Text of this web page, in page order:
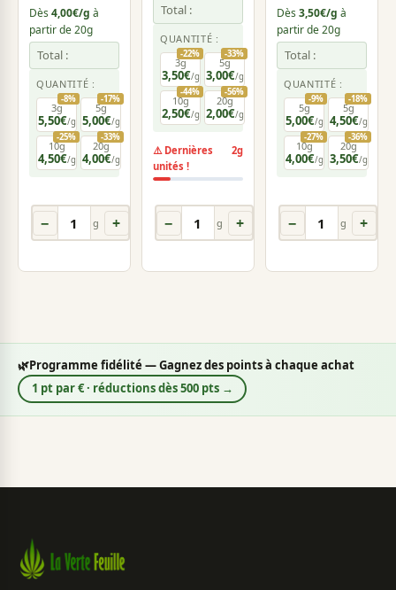
Dès 4,00€/g à
partir de 20g
Total :
QUANTITÉ :
-8%
3g
5,50€/g
-17%
5g
5,00€/g
-25%
10g
4,50€/g
-33%
20g
4,00€/g
− g +
Ajouter
au
panier
Total :
QUANTITÉ :
-22%
3g
3,50€/g
-33%
5g
3,00€/g
-44%
10g
2,50€/g
-56%
20g
2,00€/g
⚠️ Dernières
unités !
2g
− g +
Ajouter
au
panier
Dès 3,50€/g à
partir de 20g
Total :
QUANTITÉ :
-9%
5g
5,00€/g
-18%
5g
4,50€/g
-27%
10g
4,00€/g
-36%
20g
3,50€/g
− g +
🌿Programme fidélité — Gagnez des points à chaque achat
1 pt par € · réductions dès 500 pts →